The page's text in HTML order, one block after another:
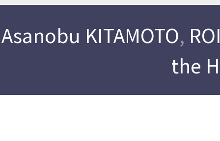
Asanobu KITAMOTO,
the